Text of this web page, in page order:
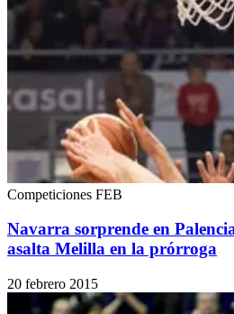
Competiciones FEB
Navarra sorprende en
asalta Melilla en la prórroga
20 febrero 2015